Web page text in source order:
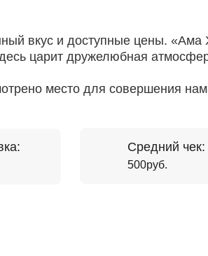
Средний чек:
500руб.
вкус и доступные цены.
царит дружелюбная
место для совершения